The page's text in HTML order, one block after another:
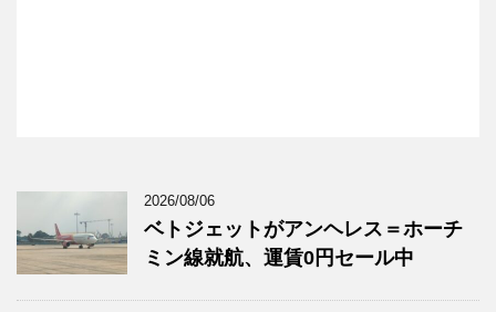
2026/08/06
ベトジェットがアンヘレス＝ホーチ
ミン線就航、運賃0円セール中